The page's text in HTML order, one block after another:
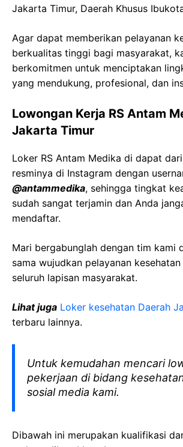
Jakarta Timur, Daerah Khusus
Agar dapat memberikan pelayanan
berkualitas tinggi bagi masyarakat,
berkomitmen untuk menciptakan
yang mendukung, profesional, dan
Lowongan Kerja RS Antam
Jakarta Timur
Loker RS Antam Medika di dapat
resminya di Instagram dengan
@antammedika, sehingga tingkat
sudah sangat terjamin dan Anda
mendaftar.
Mari bergabunglah dengan tim kami
sama wujudkan pelayanan
seluruh lapisan masyarakat.
Lihat juga Loker kesehatan Daerah
terbaru lainnya.
Untuk kemudahan mencari
pekerjaan di bidang
sosial media kami.
Dibawah ini merupakan kualifikasi